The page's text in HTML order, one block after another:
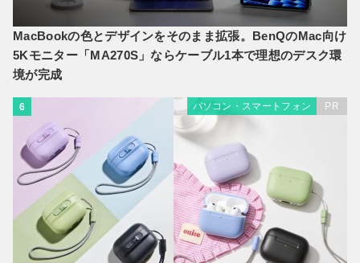
MacBookの色とデザインをそのまま拡張。BenQのMac向け
5Kモニター「MA270S」ならケーブル1本で理想のデスク環
境が完成
6 パソコン・スマートフォン PR